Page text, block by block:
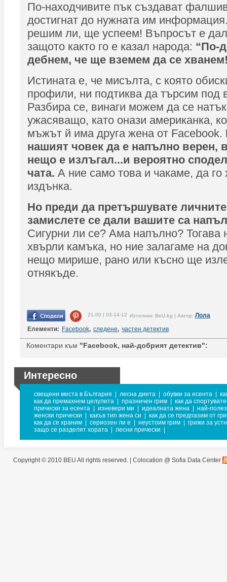
По-находчивите пък създават
достигнат до нужната им
решим ли, ще успеем! Въпросът е
защото както го е казал народа: “По-
дебнем, че ще вземем да се
Истината е, че мисълта, с която
профили, ни подтиква да търсим под
Разбира се, винаги можем да се
ужасяващо, като онази американка,
мъжът й има друга жена от Facebook.
нашият човек да е напълно верен,
нещо е излъгал...и вероятно
чата. А ние само това и чакаме, да го
издънка.
Но преди да претършувате
замислете се дали вашите са
Сигурни ли се? Ама напълно? Тогава
хвърли камъка, но ние залагаме на
нещо мирише, рано или късно ще
отнякъде.
21:00 | 03-14-12 Източник: BeU.bg | Автор: Лола
Елементи: Facebook, следене, частен детектив
Коментари към "Facebook, най-добрият детектив":
Интересно
свещени места в България лесна диета обувки за есента
как да премахнем целулита
празничен грим
как да
прически за есента
изневери ми идеалната жена
най-
женски прически
какъв тип жена си
как да се предпазим от
как да се храним
сериозен ли е неустоим грим
грижи за
защо се разделят хората
лесни прически
Copyright © 2010 BEU All rights reserved. | Colocation @ Sofia Data Center